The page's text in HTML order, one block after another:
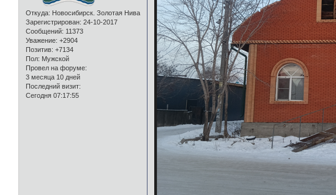
Откуда: Новосибирск. Золотая Нива
Зарегистрирован: 24-10-2017
Сообщений: 11373
Уважение: +2904
Позитив: +7134
Пол: Мужской
Провел на форуме:
3 месяца 10 дней
Последний визит:
Сегодня 07:17:55